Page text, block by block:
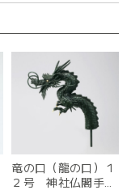
竜の口（龍の口）１
２号 神社仏閣手水